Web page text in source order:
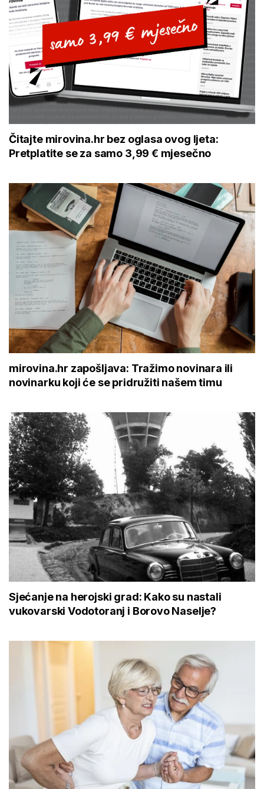
Čitajte mirovina.hr bez oglasa ovog ljeta:
Pretplatite se za samo 3,99 € mjesečno
mirovina.hr zapošljava: Tražimo novinara ili
novinarku koji će se pridružiti našem timu
Sjećanje na herojski grad: Kako su nastali
vukovarski Vodotoranj i Borovo Naselje?